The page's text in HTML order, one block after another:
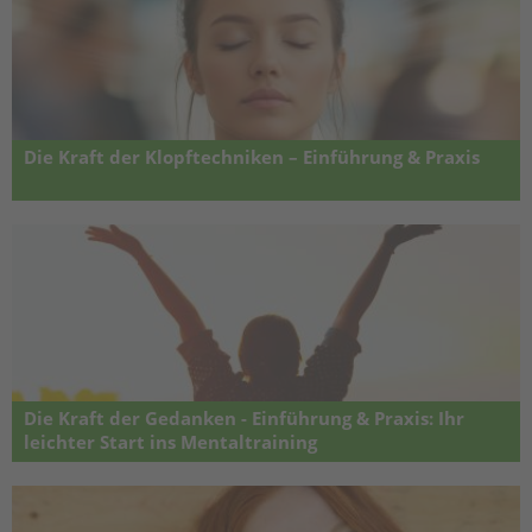
Die Kraft der Klopftechniken – Einführung & Praxis
Energiepunkten – Klopftechnik zur Stressbewältigung, Lösung
emotionaler Blockaden, Selbsthilfe, Glaubenssatzarbeit und
Resilienzförderung.
Die Kraft der Gedanken - Einführung & Praxis: Ihr
leichter Start ins Mentaltraining
lenken, Kopf & Alltag sofort entspannen – Grundausbildung